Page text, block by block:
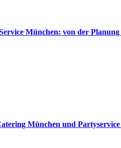
München: von der
München und